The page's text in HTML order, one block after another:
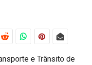
e Trânsito de